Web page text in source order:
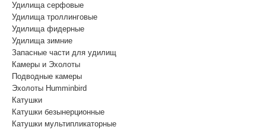
Удилища серфовые
Удилища троллинговые
Удилища фидерные
Удилища зимние
Запасные части для удилищ
Камеры и Эхолоты
Подводные камеры
Эхолоты Humminbird
Катушки
Катушки безынерционные
Катушки мультипликаторные